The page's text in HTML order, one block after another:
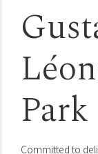
Park
Committed to